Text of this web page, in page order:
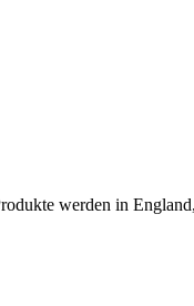
werden in